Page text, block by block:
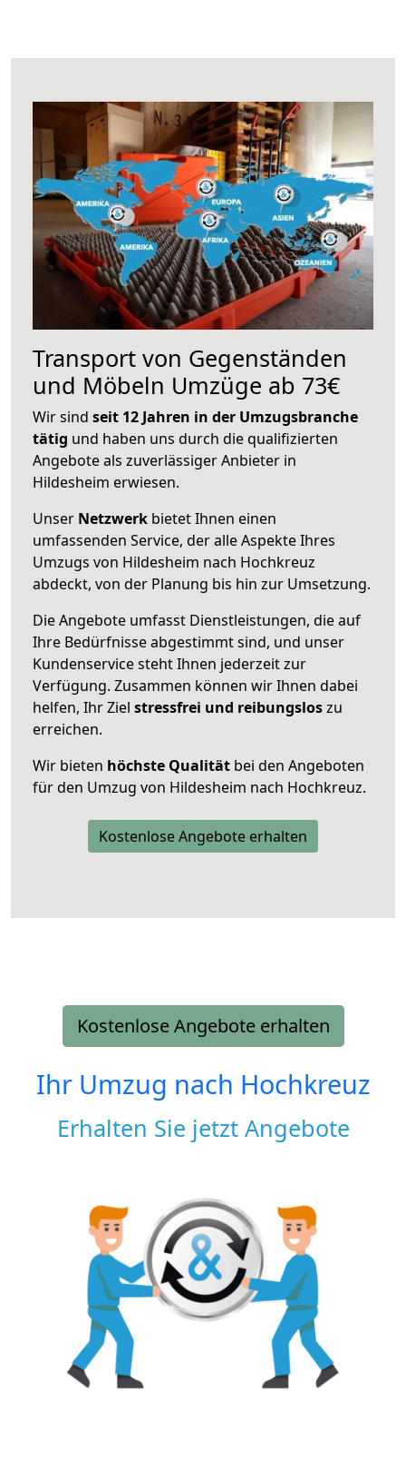
Transport von Gegenständen
und Möbeln Umzüge ab 73€
Wir sind seit 12 Jahren in der Umzugsbranche
tätig und haben uns durch die qualifizierten
Angebote als zuverlässiger Anbieter in
Hildesheim erwiesen.
Unser Netzwerk bietet Ihnen einen
umfassenden Service, der alle Aspekte Ihres
Umzugs von Hildesheim nach Hochkreuz
abdeckt, von der Planung bis hin zur Umsetzung.
Die Angebote umfasst Dienstleistungen, die auf
Ihre Bedürfnisse abgestimmt sind, und unser
Kundenservice steht Ihnen jederzeit zur
Verfügung. Zusammen können wir Ihnen dabei
helfen, Ihr Ziel stressfrei und reibungsloszu
erreichen.
Wir bieten höchste Qualität bei den Angeboten
für den Umzug von Hildesheim nach Hochkreuz.
Kostenlose Angebote erhalten
Kostenlose Angebote erhalten
Ihr Umzug nach Hochkreuz
Erhalten Sie jetzt Angebote